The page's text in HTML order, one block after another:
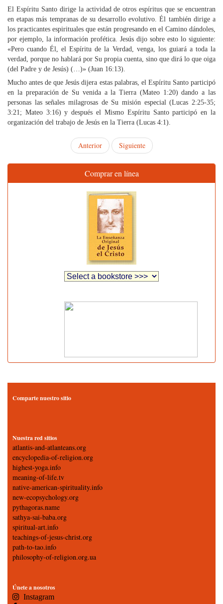
El Espíritu Santo dirige la actividad de otros espíritus que se encuentran
en etapas más tempranas de su desarrollo evolutivo. Él también dirige a
los practicantes espirituales que están progresando en el Camino dándoles,
por ejemplo, la información profética. Jesús dijo sobre esto lo siguiente:
«Pero cuando Él, el Espíritu de la Verdad, venga, los guiará a toda la
verdad, porque no hablará por Su propia cuenta, sino que dirá lo que oiga
(del Padre y de Jesús) (…)» (Juan 16:13).
Mucho antes de que Jesús dijera estas palabras, el Espíritu Santo participó
en la preparación de Su venida a la Tierra (Mateo 1:20) dando a las
personas las señales milagrosas de Su misión especial (Lucas 2:25-35;
3:21; Mateo 3:16) y después el Mismo Espíritu Santo participó en la
organización del trabajo de Jesús en la Tierra (Lucas 4:1).
Anterior Siguiente
Comprar en línea
Comparte nuestro sitio
Nuestra red sitios
atlantis-and-atlanteans.org
encyclopedia-of-religion.org
highest-yoga.info
meaning-of-life.tv
native-american-spirituality.info
new-ecopsychology.org
pythagoras.name
sathya-sai-baba.org
spiritual-art.info
teachings-of-jesus-christ.org
path-to-tao.info
philosophy-of-religion.org.ua
Únete a nosotros
Instagram